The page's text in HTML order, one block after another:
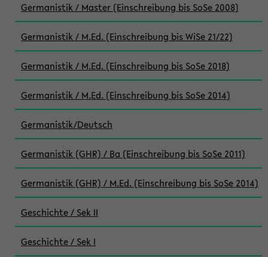
Germanistik / Master (Einschreibung bis SoSe 2008)
Germanistik / M.Ed. (Einschreibung bis WiSe 21/22)
Germanistik / M.Ed. (Einschreibung bis SoSe 2018)
Germanistik / M.Ed. (Einschreibung bis SoSe 2014)
Germanistik/Deutsch
Germanistik (GHR) / Ba (Einschreibung bis SoSe 2011)
Germanistik (GHR) / M.Ed. (Einschreibung bis SoSe 2014)
Geschichte / Sek II
Geschichte / Sek I